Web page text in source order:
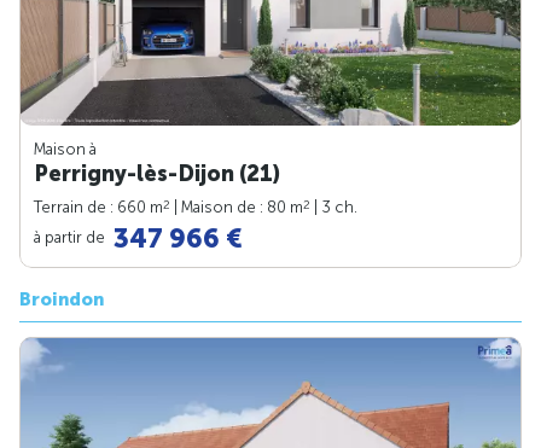
Maison à
Perrigny-lès-Dijon (21)
Terrain de : 660 m2 | Maison de : 80 m2
| 3 ch.
à partir de 347 966 €
Broindon